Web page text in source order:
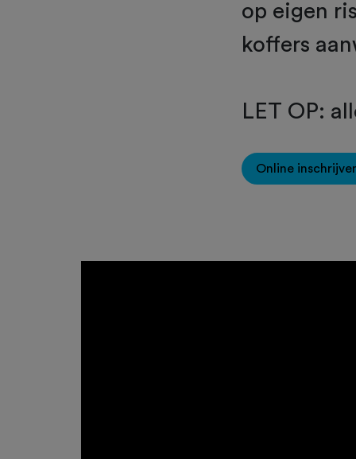
op eigen
koffers
LET OP:
Online